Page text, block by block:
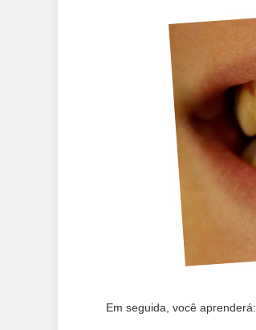
Em seguida, você aprenderá: